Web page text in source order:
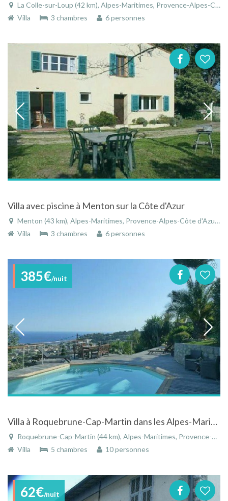
La Colle-sur-Loup (42 km), Alpes-Maritimes, Provence-Alpes-Côte d'Azur, France
Villa
3 chambres 6 personnes
Villa avec piscine à Menton sur la Côte d'Azur
Menton (43 km), Alpes-Maritimes, Provence-Alpes-Côte d'Azur, France
Villa
3 chambres 6 personnes
385€/nuit
Villa à Roquebrune-Cap-Martin dans les Alpes-Maritimes proche de Monaco avec vue sur mer
Roquebrune-Cap-Martin (44 km), Alpes-Maritimes, Provence-Alpes-Côte d'Azur, France
Villa
5 chambres 10 personnes
62€/nuit